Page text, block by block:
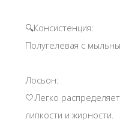
🔍Консистенция:
Полугелевая с
Лосьон:
🤍Легко
липкости и жирности.